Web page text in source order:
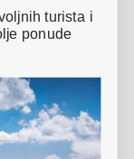
četvrti Bude
centra
autobusom ili
obilaska
✔
24/7
Više...
turista i
ponude